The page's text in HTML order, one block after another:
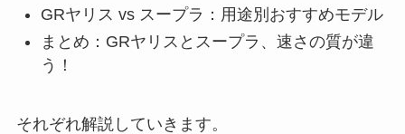
GRヤリス vs スープラ：用途別おすすめモデル
まとめ：GRヤリスとスープラ、速さの質が違
う！
それぞれ解説していきます。